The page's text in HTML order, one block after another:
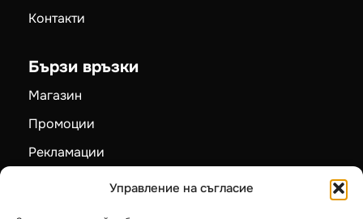
Управление на съгласие
Бързи връзки
Рекламации
Карта на сайта